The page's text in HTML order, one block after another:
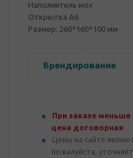
Наполнитель мох
Открытка А6
Размер: 260*160*100 мм
Брендирование
При заказе
цена договорная
Цены на сайте
пожалуйста,